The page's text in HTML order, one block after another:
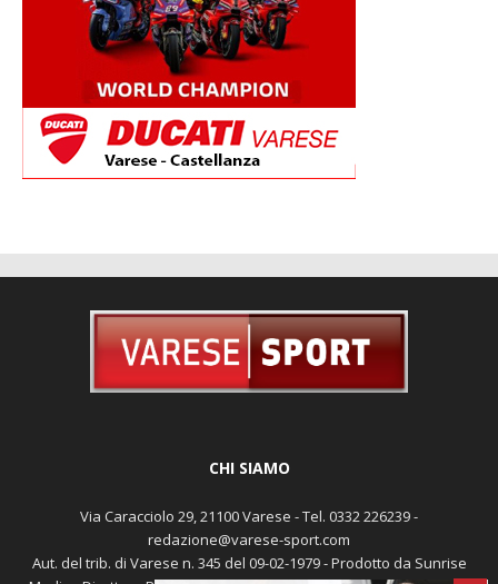
CHI SIAMO
Via Caracciolo 29, 21100 Varese - Tel. 0332 226239 -
redazione@varese-sport.com
Aut. del trib. di Varese n. 345 del 09-02-1979 - Prodotto da Sunrise